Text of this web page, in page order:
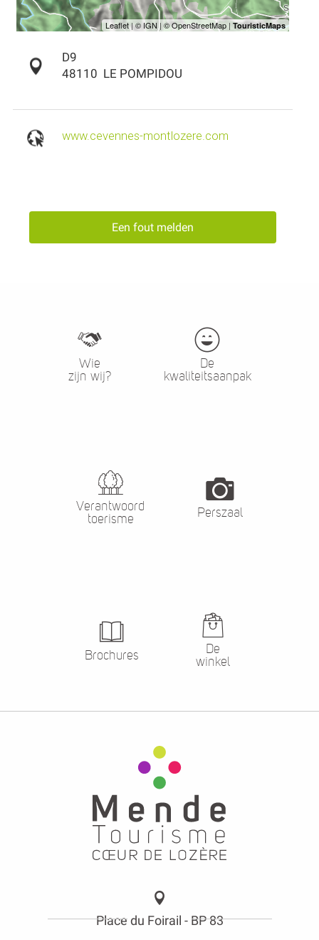
D9
48110
LE POMPIDOU
www.cevennes-montlozere.com
Een fout melden
Wie
zijn wij?
De
kwaliteitsaanpak
Verantwoord
toerisme
Perszaal
Brochures
De
winkel
Place du Foirail - BP 83